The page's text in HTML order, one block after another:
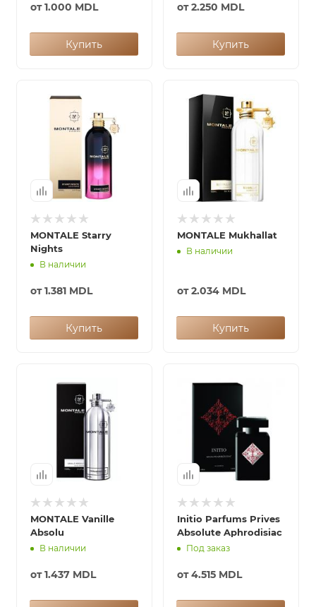
от1.000 MDL
Купить
от2.250 MDL
Купить
MONTALE Starry
Nights
В наличии
от1.381 MDL
Купить
MONTALE Mukhallat
В наличии
от2.034 MDL
Купить
MONTALE Vanille
Absolu
В наличии
от1.437 MDL
Initio Parfums Prives
Absolute Aphrodisiac
Под заказ
от4.515 MDL